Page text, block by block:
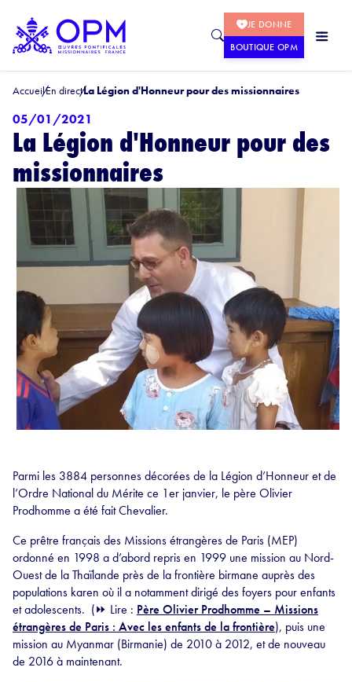
JE DONNE
BOUTIQUE OPM
AccueilEn directLa Légion d'Honneur pour des missionnaires
05/01/2021
La Légion d'Honneur pour des
missionnaires
Parmi les 3884 personnes décorées de la Légion d’Honneur et de
l’Ordre National du Mérite ce 1er janvier, le père Olivier
Prodhomme a été fait Chevalier.
Ce prêtre français des Missions étrangères de Paris (MEP)
ordonné en 1998 a d’abord repris en 1999 une mission au Nord-
Ouest de la Thaïlande près de la frontière birmane auprès des
populations karen où il a notamment dirigé des foyers pour enfants
et adolescents. (⏩ Lire : Père Olivier Prodhomme – Missions
étrangères de Paris : Avec les enfants de la frontière), puis une
mission au Myanmar (Birmanie) de 2010 à 2012, et de nouveau
de 2016 à maintenant.